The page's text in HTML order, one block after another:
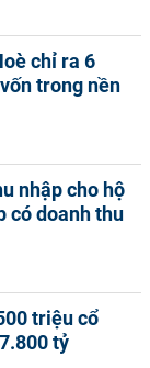
chỉ ra 6
trong nền
nhập cho hộ
có doanh thu
triệu cổ
tỷ